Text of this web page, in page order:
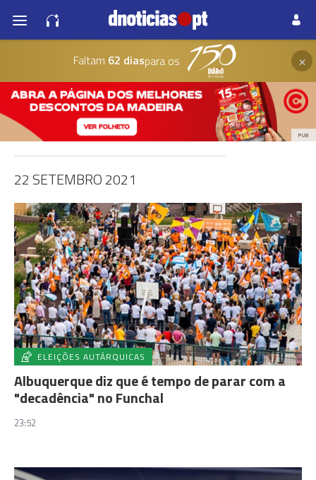
Faltam 62 diaspara os ×
PUB
22 SETEMBRO 2021
ELEIÇÕES AUTÁRQUICAS
Albuquerque diz que é tempo de parar com a
"decadência" no Funchal
23:52